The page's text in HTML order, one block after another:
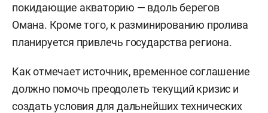
покидающие акваторию — вдоль берегов
Омана. Кроме того, к разминированию пролива
планируется привлечь государства региона.
Как отмечает источник, временное соглашение
должно помочь преодолеть текущий кризис и
создать условия для дальнейших технических